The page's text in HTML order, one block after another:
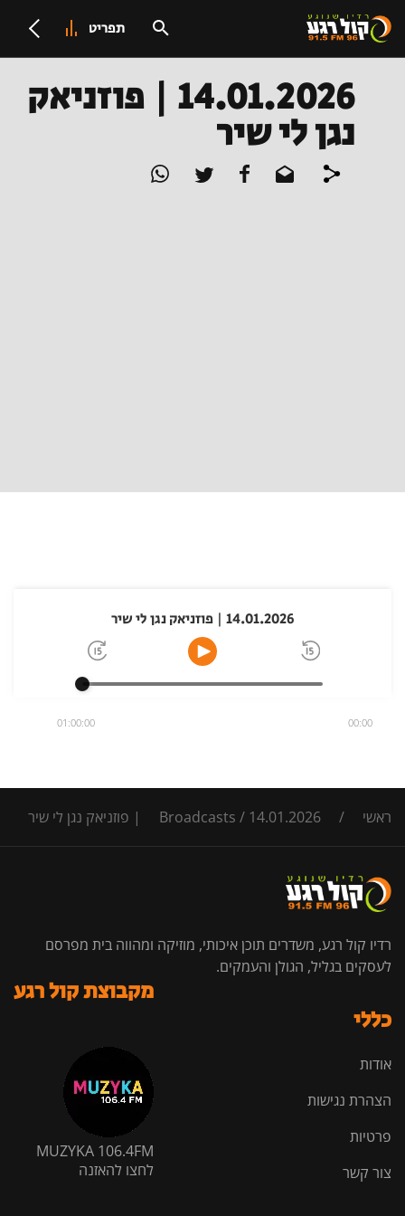
תפריט
14.01.2026 | פוזניאק
נגן לי שיר
14.01.2026 | פוזניאק נגן לי שיר
00:00
01:00:00
ראשי /
Broadcasts / 14.01.2026 | פוזניאק נגן לי שיר
רדיו קול רגע, משדרים תוכן איכותי, מוזיקה ומהווה בית מפרסם
לעסקים בגליל, הגולן והעמקים.
כללי
אודות
הצהרת נגישות
פרטיות
צור קשר
מקבוצת קול רגע
MUZYKA 106.4FM
לחצו להאזנה